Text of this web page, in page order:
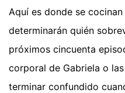
Aquí es donde se
determinarán quién
próximos cincuenta
corporal de Gabriela o
terminar confundido